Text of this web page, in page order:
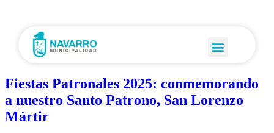
Fiestas Patronales 2025: conmemorando
a nuestro Santo Patrono, San Lorenzo
Mártir